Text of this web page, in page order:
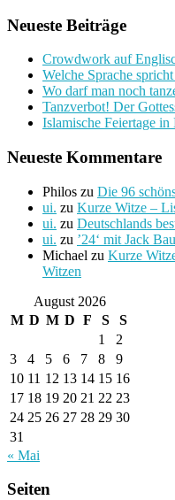
Neueste Beiträge
Crowdwork auf
Welche Sprache
Wo darf man noch
Tanzverbot! Der
Islamische Feiertage in
Neueste Kommentare
Philos zu Die 96
ui. zu Kurze Witze –
ui. zu Deutschlands
ui. zu ’24‘ mit Jack
Michael zu Kurze
Witzen
August 2026
M D M D F S
S
1
2
3
4 5 6 7 8
9
10 11 12 13 14 15 16
17 18 19 20 21 22 23
24 25 26 27 28 29 30
31
« Mai
Seiten